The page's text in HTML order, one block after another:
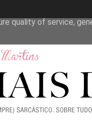
Your IP address and
quality of service,